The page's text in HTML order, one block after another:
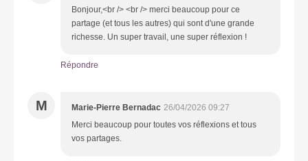
Bonjour,<br /> <br /> merci beaucoup pour ce
partage (et tous les autres) qui sont d'une grande
richesse. Un super travail, une super réflexion !
Répondre
M Marie-Pierre Bernadac 26/04/2026 09:27
Merci beaucoup pour toutes vos réflexions et tous
vos partages.